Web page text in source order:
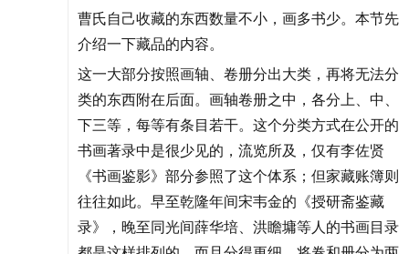
曹氏自己收藏的东西数量不小，画多书少。本节先
介绍一下藏品的内容。
这一大部分按照画轴、卷册分出大类，再将无法分
类的东西附在后面。画轴卷册之中，各分上、中、
下三等，每等有条目若干。这个分类方式在公开的
书画著录中是很少见的，流览所及，仅有李佐贤
《书画鉴影》部分参照了这个体系；但家藏账簿则
往往如此。早至乾隆年间宋韦金的《授研斋鉴藏
录》，晚至同光间薛华培、洪瞻墉等人的书画目录